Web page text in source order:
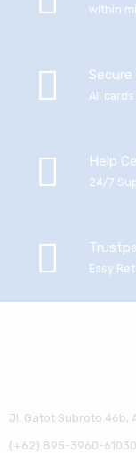
within
All
Help
24/7
Easy
Jl. Gatot Subroto 46b,
(+62) 895-3960-